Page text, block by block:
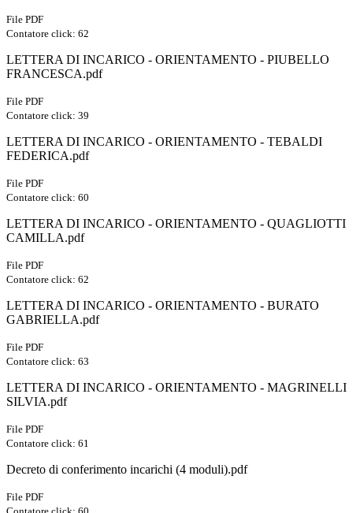
File PDF
Contatore click: 62
LETTERA DI INCARICO - ORIENTAMENTO - PIUBELLO
FRANCESCA.pdf
File PDF
Contatore click: 39
LETTERA DI INCARICO - ORIENTAMENTO - TEBALDI
FEDERICA.pdf
File PDF
Contatore click: 60
LETTERA DI INCARICO - ORIENTAMENTO - QUAGLIOTTI
CAMILLA.pdf
File PDF
Contatore click: 62
LETTERA DI INCARICO - ORIENTAMENTO - BURATO
GABRIELLA.pdf
File PDF
Contatore click: 63
LETTERA DI INCARICO - ORIENTAMENTO - MAGRINELLI
SILVIA.pdf
File PDF
Contatore click: 61
Decreto di conferimento incarichi (4 moduli).pdf
File PDF